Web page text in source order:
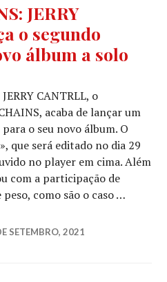
JERRY
o segundo
álbum a solo
CANTRLL, o
acaba de lançar um
o seu novo álbum. O
que será editado no dia 29
no player em cima. Além
com a participação de
como são o caso …
IN CHAINS: JERRY
SETEMBRO, 2021